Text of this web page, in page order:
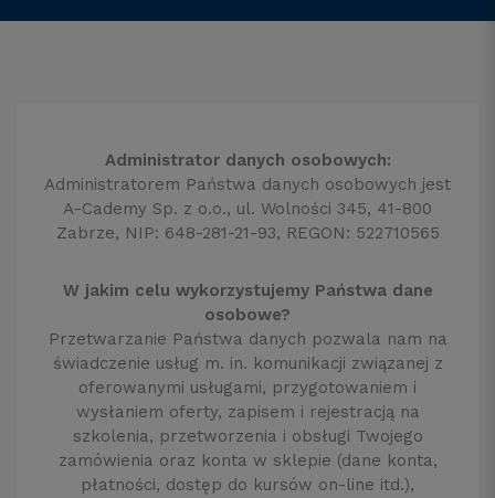
Administrator danych osobowych:
Administratorem Państwa danych osobowych jest
A-Cademy Sp. z o.o., ul. Wolności 345, 41-800
Zabrze, NIP: 648-281-21-93, REGON: 522710565
W jakim celu wykorzystujemy Państwa dane
osobowe?
Przetwarzanie Państwa danych pozwala nam na
świadczenie usług m. in. komunikacji związanej z
oferowanymi usługami, przygotowaniem i
wysłaniem oferty, zapisem i rejestracją na
szkolenia, przetworzenia i obsługi Twojego
zamówienia oraz konta w sklepie (dane konta,
płatności, dostęp do kursów on-line itd.),